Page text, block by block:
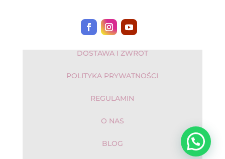
DOSTAWA I ZWROT
POLITYKA PRYWATNOŚCI
REGULAMIN
O NAS
BLOG